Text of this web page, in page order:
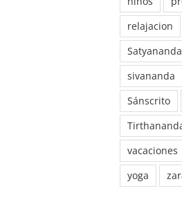
relajacion
Satyananda
sivananda
Sánscrito
vacaciones
yoga